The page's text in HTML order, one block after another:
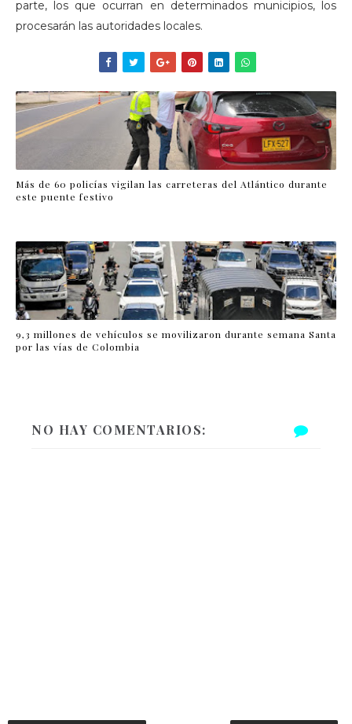
parte, los que ocurran en determinados municipios, los
procesarán las autoridades locales.
Más de 60 policías vigilan las carreteras del Atlántico durante
este puente festivo
9,3 millones de vehículos se movilizaron durante semana Santa
por las vías de Colombia
NO HAY COMENTARIOS: